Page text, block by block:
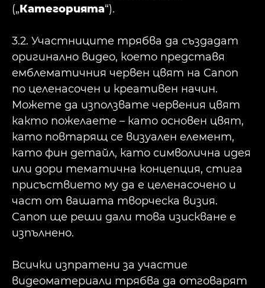
(„Категорията“).
3.2. Участниците трябва да създадат
оригинално видео, което представя
емблематичния червен цвят на Canon
по целенасочен и креативен начин.
Можете да използвате червения цвят
както пожелаете – като основен цвят,
като повтарящ се визуален елемент,
като фин детайл, като символична идея
или дори тематична концепция, стига
присъствието му да е целенасочено и
част от вашата творческа визия.
Canon ще реши дали това изискване е
изпълнено.
Всички изпратени за участие
видеоматериали трябва да отговарят